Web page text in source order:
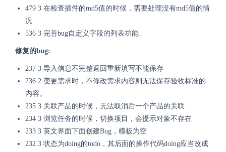
479 3 在检查插件的md5值的时候，需要处理没有md5值的情
况
536 3 完善bug自定义字段的列表功能
修复的bug:
237 3 导入信息不完整返回重新填写不能保存
236 2 变更需求时，不修改需求内容则无法保存验收标准的
内容。
235 3 关联产品的时候，无法取消后一个产品的关联
234 3 浏览任务的时候，切换项目，会提示对象不存在
233 3 英文界面下面创建Bug，模板为空
232 3 状态为doing的todo，其后面的操作代码doing应当改成